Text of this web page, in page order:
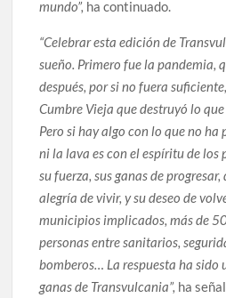
mundo”, ha continuado.
“Celebrar esta edición de
sueño. Primero fue la pandemia,
después, por si no fuera
Cumbre Vieja que destruyó lo
Pero si hay algo con lo que no
ni la lava es con el espíritu de los
su fuerza, sus ganas de
alegría de vivir, y su deseo de
municipios implicados, más de
personas entre sanitarios,
bomberos… La respuesta ha sido
ganas de Transvulcania”, ha